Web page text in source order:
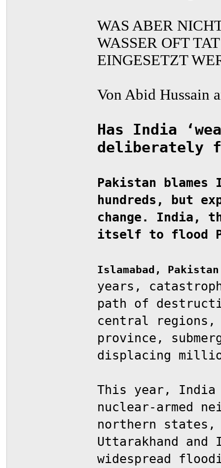
WAS ABER
WASSER OFT
EINGESETZT
Von Abid Hussain
Has India
deliberately
Pakistan
hundreds, but
change. India,
itself to flood
Islamabad, Pakistan
years,
path of
central
province,
displacing
This year, India
nuclear-armed
northern states,
Uttarakhand and
widespread